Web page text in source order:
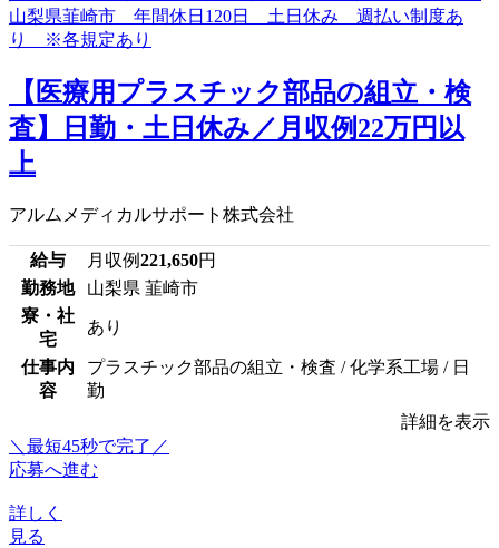
【医療用プラスチック部品の組立・検
査】日勤・土日休み／月収例22万円以
上
アルムメディカルサポート株式会社
給与 月収例221,650円
勤務地
山梨県 韮崎市
寮・社
宅
あり
仕事内
容
プラスチック部品の組立・検査 / 化学系工場 / 日
勤
詳細を表示
＼最短45秒で完了／
応募へ進む
詳しく
見る